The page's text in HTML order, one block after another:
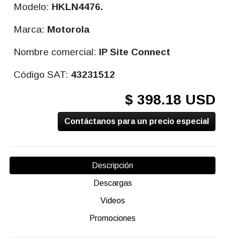
Modelo: HKLN4476.
Marca: Motorola
Nombre comercial: IP Site Connect
Código SAT: 43231512
$ 398.18 USD
Contáctanos para un precio especial
Descripción
Descargas
Videos
Promociones